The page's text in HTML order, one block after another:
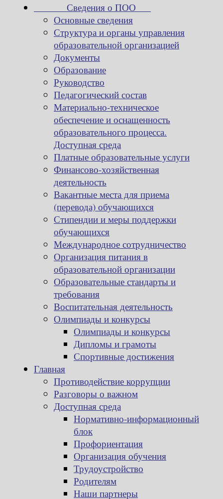
Сведения о ПОО
Основные сведения
Структура и органы управления
образовательной организацией
Документы
Образование
Руководство
Педагогический состав
Материально-техническое
обеспечение и оснащенность
образовательного процесса.
Доступная среда
Платные образовательные услуги
Финансово-хозяйственная
деятельность
Вакантные места для приема
(перевода) обучающихся
Стипендии и меры поддержки
обучающихся
Международное сотрудничество
Организация питания в
образовательной организации
Образовательные стандарты и
требования
Воспитательная деятельность
Олимпиады и конкурсы
Олимпиады и конкурсы
Дипломы и грамоты
Спортивные достижения
Главная
Противодействие коррупции
Разговоры о важном
Доступная среда
Нормативно-информационный
блок
Профориентация
Организация обучения
Трудоустройство
Родителям
Наши партнеры